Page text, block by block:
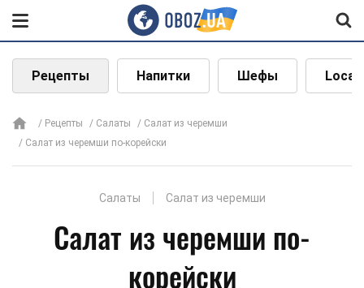
Рецепты Напитки Шефы Local
Рецепты Салаты
Салат из черемши
Салат из черемши по-корейски
Салаты Салат из черемши
Салат из черемши по-
корейски